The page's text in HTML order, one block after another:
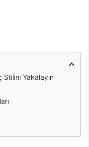
Yakalayın